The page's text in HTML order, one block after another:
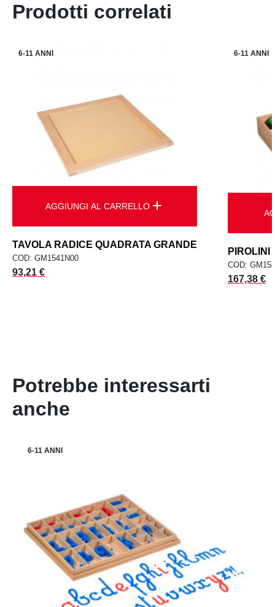
Prodotti correlati
6-11 ANNI
AGGIUNGI AL CARRELLOadd
TAVOLA RADICE QUADRATA GRANDE
COD: GM1541N00
Prezzo
93,21 €
6-11 ANNI
PIROLINI
COD:
Prezzo
167,38 €
Potrebbe interessarti
anche
6-11 ANNI